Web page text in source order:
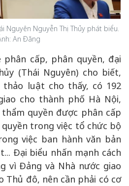
Nguyên Nguyễn Thị Thủy phát biểu.
An Đăng
cấp, phân quyền, đại
(Thái Nguyên) cho biết,
luật cho thấy, có 192
cho thành phố Hà Nội,
quyền được phân cấp
trong việc tổ chức bộ
việc ban hành văn bản
Đại biểu nhấn mạnh cách
vì Đảng và Nhà nước giao
Thủ đô, nên cần phải có cơ